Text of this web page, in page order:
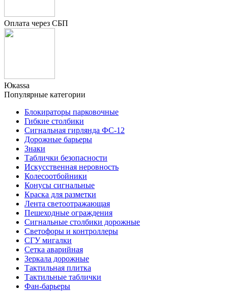
Оплата через СБП
Юкаssа
Популярные категории
Блокираторы парковочные
Гибкие столбики
Сигнальная гирлянда ФС-12
Дорожные барьеры
Знаки
Таблички безопасности
Искусственная неровность
Колесоотбойники
Конусы сигнальные
Краска для разметки
Лента светоотражающая
Пешеходные ограждения
Сигнальные столбики дорожные
Светофоры и контроллеры
СГУ мигалки
Cетка аварийная
Зеркала дорожные
Тактильная плитка
Тактильные таблички
Фан-барьеры